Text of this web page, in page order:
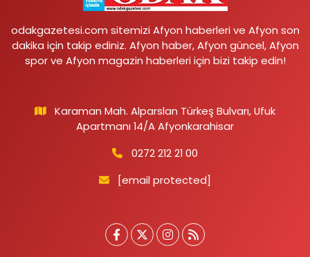
odakgazetesi.com sitemizi Afyon haberleri ve Afyon son
dakika için takip ediniz. Afyon haber, Afyon güncel, Afyon
spor ve Afyon magazin haberleri için bizi takip edin!
Karaman Mah. Alparslan Türkeş Bulvarı, Ufuk
Apartmanı 14/A Afyonkarahisar
0272 212 21 00
[email protected]